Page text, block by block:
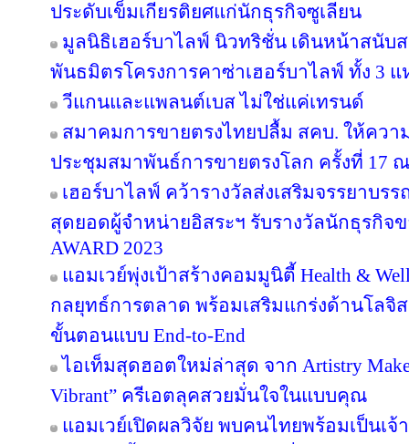
ประดับเข็มเกียรติยศแก่นักธุรกิจซูเลียน
มูลนิธิเฮอร์บาไลฟ์ นิวทริชั่น เดินหน้าสนับ
พันธมิตรโครงการคาซ่าเฮอร์บาไลฟ์ ทั้ง 3 แ
วีแกนและแพลนต์เบส ไม่ใช่แค่เทรนด์
สมาคมการขายตรงไทยปลื้ม สคบ. ให้คว
ประชุมสมาพันธ์การขายตรงโลก ครั้งที่ 17
เฮอร์บาไลฟ์ คว้ารางวัลส่งเสริมจรรยาบร
สุดยอดผู้จำหน่ายอิสระฯ รับรางวัลนักธุรกิจข
AWARD 2023
แอมเวย์พุ่งเป้าสร้างคอมมูนิตี้ Health &
กลยุทธ์การตลาด พร้อมเสริมแกร่งด้านโลจิ
ขั้นตอนแบบ End-to-End
ไอเท็มสุดฮอตใหม่ล่าสุด จาก Artistry
Vibrant” ครีเอตลุคสวยมั่นใจในแบบคุณ
แอมเวย์เปิดผลวิจัย พบคนไทยพร้อมเป็นเ